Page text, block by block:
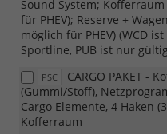
Sound System;
für PHEV); Reserve +
möglich für PHEV) (WCD
Sportline, PUB ist nur
PSC
CARGO PAKET -
(Gummi/Stoff),
Cargo Elemente, 4 Haken
Kofferraum